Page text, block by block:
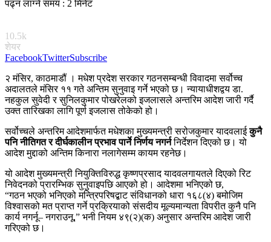
पढ्न लाग्ने समय : 2 मिनेट
10.5k
शेयर
FacebookTwitterSubscribe
२ मंसिर, काठमाडौं । मधेश प्रदेश सरकार गठनसम्बन्धी विवादमा सर्वोच्च
अदालतले मंसिर ११ गते अन्तिम सुनुवाइ गर्ने भएको छ। न्यायाधीशद्वय डा.
नहकुल सुवेदी र सुनिलकुमार पोखरेलको इजलासले अन्तरिम आदेश जारी गर्दै
उक्त तारिखका लागि पूर्ण इजलास तोकेको हो।
सर्वोच्चले अन्तरिम आदेशमार्फत मधेशका मुख्यमन्त्री सरोजकुमार यादवलाईकुनै
पनि नीतिगत र दीर्घकालीन प्रभाव पार्ने निर्णय नगर्ननिर्देशन दिएको छ। यो
आदेश मुद्दाको अन्तिम किनारा नलागेसम्म कायम रहनेछ।
यो आदेश मुख्यमन्त्री नियुक्तिविरुद्ध कृष्णप्रसाद यादवलगायतले दिएको रिट
निवेदनको प्रारम्भिक सुनुवाइपछि आएको हो। आदेशमा भनिएको छ,
“गठन भएको भनिएको मन्त्रिपरिषद्बाट संविधानको धारा १६८(४) बमोजिम
विश्वासको मत प्राप्त गर्ने प्रक्रियाको संसदीय मूल्यमान्यता विपरीत कुनै पनि
कार्य नगर्नू– नगराउनू,” भनी नियम ४९(२)(क) अनुसार अन्तरिम आदेश जारी
गरिएको छ।